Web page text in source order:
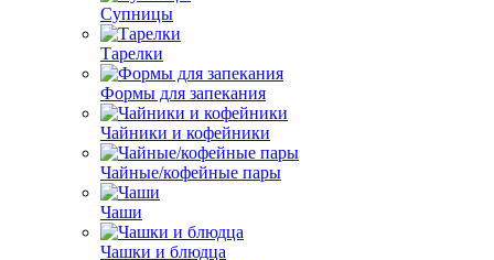
Супницы
Тарелки
Формы для запекания
Чайники и кофейники
Чайные/кофейные пары
Чаши
Чашки и блюдца